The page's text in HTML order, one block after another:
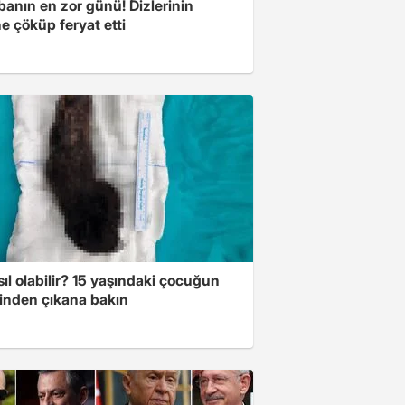
en zor günü! Dizlerinin
çöküp feryat etti
olabilir? 15 yaşındaki çocuğun
çıkana bakın